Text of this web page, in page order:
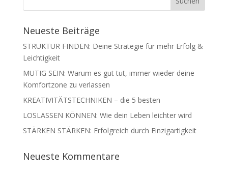
Neueste Beiträge
STRUKTUR FINDEN: Deine Strategie für mehr Erfolg &
Leichtigkeit
MUTIG SEIN: Warum es gut tut, immer wieder deine
Komfortzone zu verlassen
KREATIVITÄTSTECHNIKEN – die 5 besten
LOSLASSEN KÖNNEN: Wie dein Leben leichter wird
STÄRKEN STÄRKEN: Erfolgreich durch Einzigartigkeit
Neueste Kommentare